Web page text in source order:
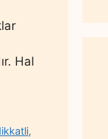
Hal
,